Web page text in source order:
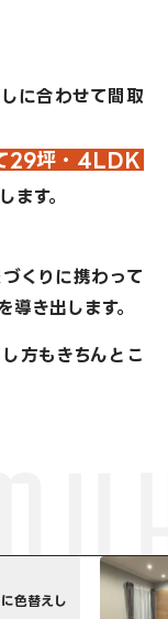
に合わせて間取
29坪・4LDK
ます。
くりに携わって
導き出します。
方も きちんとこ
特